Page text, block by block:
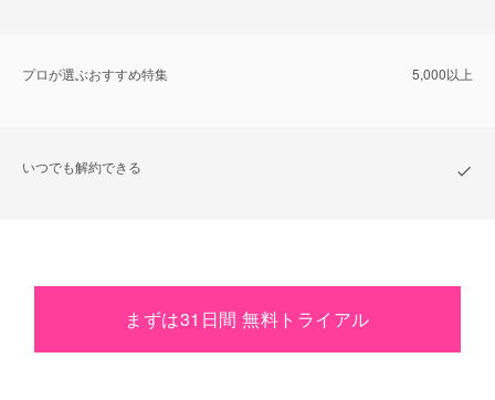
プロが選ぶおすすめ特集 5,000以上
いつでも解約できる
まずは31日間 無料トライアル